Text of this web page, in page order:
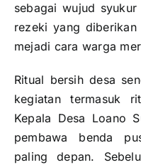
sebagai wujud
rezeki yang
mejadi cara warga
Ritual bersih desa
kegiatan termasuk
Kepala Desa Loano
pembawa benda
paling depan.